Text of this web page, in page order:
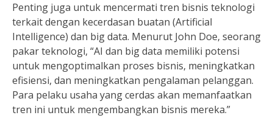
Penting juga untuk mencermati tren bisnis teknologi
terkait dengan kecerdasan buatan (Artificial
Intelligence) dan big data. Menurut John Doe, seorang
pakar teknologi, “AI dan big data memiliki potensi
untuk mengoptimalkan proses bisnis, meningkatkan
efisiensi, dan meningkatkan pengalaman pelanggan.
Para pelaku usaha yang cerdas akan memanfaatkan
tren ini untuk mengembangkan bisnis mereka.”